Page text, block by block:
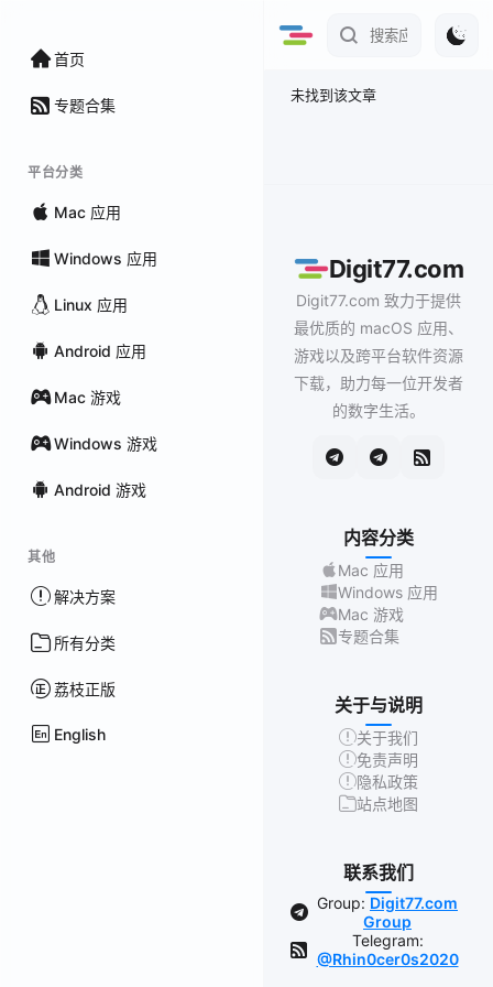
首页
专题合集
平台分类
Mac 应用
Windows 应用
Linux 应用
Android 应用
Mac 游戏
Windows 游戏
Android 游戏
其他
解决方案
所有分类
荔枝正版
English
未找到该文章
Digit77.com
Digit77.com 致力于提供
最优质的 macOS 应用、
游戏以及跨平台软件资源
下载，助力每一位开发者
的数字生活。
内容分类
Mac 应用
Windows 应用
Mac 游戏
专题合集
关于与说明
关于我们
免责声明
隐私政策
站点地图
联系我们
Group: Digit77.com
Group
Telegram:
@Rhin0cer0s2020